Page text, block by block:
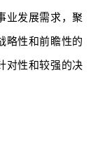
业发展需求，聚
略性和前瞻性的
对性和较强的决